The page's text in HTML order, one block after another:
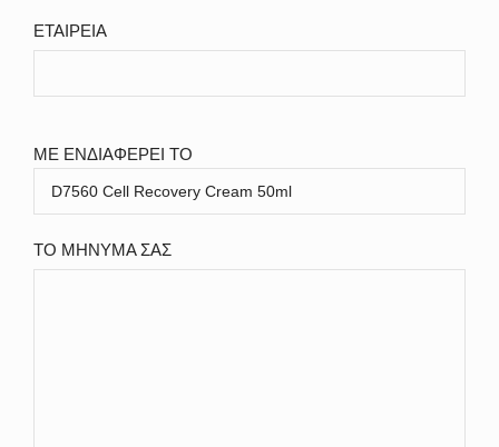
ΕΤΑΙΡΕΙΑ
ΜΕ ΕΝΔΙΑΦΕΡΕΙ ΤΟ
ΤΟ ΜΗΝΥΜΑ ΣΑΣ